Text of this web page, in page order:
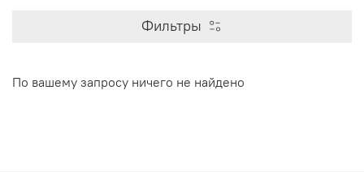
Фильтры
По вашему запросу ничего не найдено